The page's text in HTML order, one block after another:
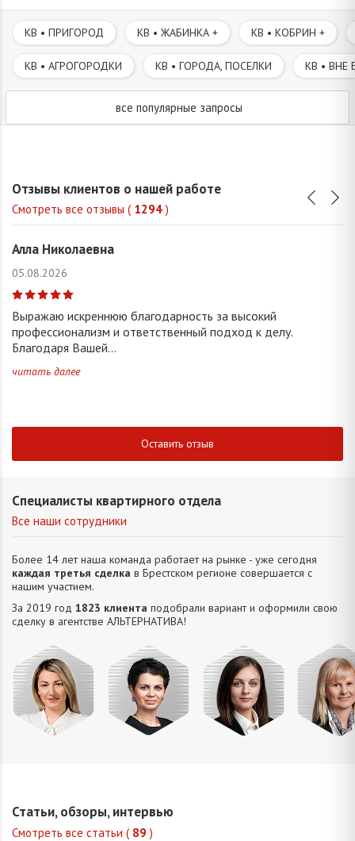
КВ • ПРИГОРОД КВ • ЖАБИНКА + КВ • КОБРИН +
КВ • АГРОГОРОДКИ КВ • ГОРОДА, ПОСЕЛКИ КВ • ВНЕ
все популярные запросы
Отзывы клиентов о нашей работе
Смотреть все отзывы ( 1294 )
Алла Николаевна
05.08.2026
Выражаю искреннюю благодарность за высокий
профессионализм и ответственный подход к делу.
Благодаря Вашей...
читать далее
Оставить отзыв
Специалисты квартирного отдела
Все наши сотрудники
Более 14 лет наша команда работает на рынке - уже сегодня
каждая третья сделка в Брестском регионе совершается с
нашим участием.
За 2019 год 1823 клиента подобрали вариант и оформили свою
сделку в агентстве АЛЬТЕРНАТИВA!
Статьи, обзоры, интервью
Смотреть все статьи ( 89 )